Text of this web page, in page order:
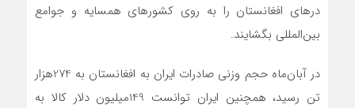
درهای افغانستان را به روی کشورهای همسایه و جوامع
بین‌المللی بگشایند.
در آبان‌ماه حجم وزنی صادرات ایران به افغانستان به 274‌هزار
تن رسید، همچنین ایران توانست 149‌میلیون دلار کالا به